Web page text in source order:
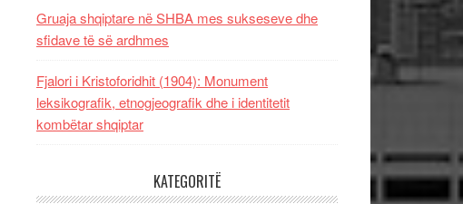
Gruaja shqiptare në SHBA mes sukseseve dhe
sfidave të së ardhmes
Fjalori i Kristoforidhit (1904): Monument
leksikografik, etnogjeografik dhe i identitetit
kombëtar shqiptar
KATEGORITË